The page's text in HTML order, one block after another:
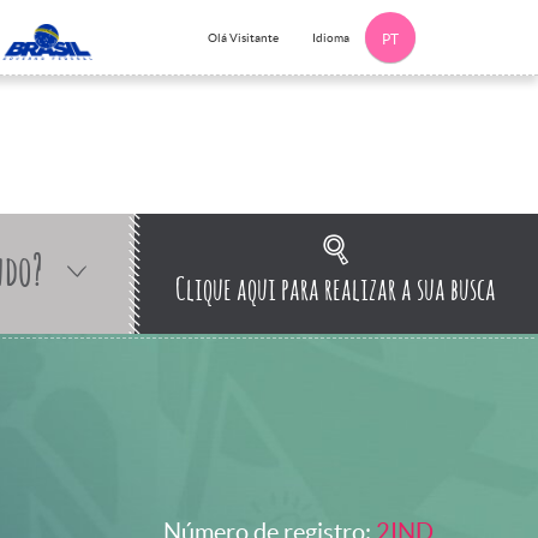
Olá Visitante Idioma PT
Clique aqui para realizar a sua busca
Número de registro: 2IND